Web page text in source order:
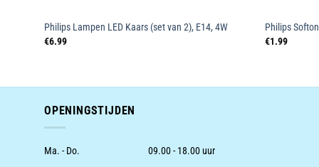
Philips Lampen LED Kaars (set van 2), E14, 4W
€6.99
Philips
€1.99
OPENINGSTIJDEN
Ma. - Do.
09.00 - 18.00 uur